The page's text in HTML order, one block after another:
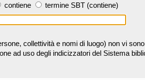
contiene termine SBT (contiene)
collettività e nomi di luogo) non vi
ad uso degli indicizzatori del Sistema